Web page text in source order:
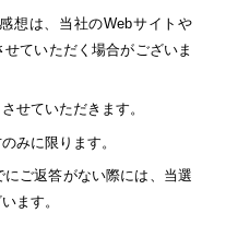
想は、当社のWebサイトや
ていただく場合がございま
せていただきます。
みに限ります。
ご返答がない際には、当選
ます。